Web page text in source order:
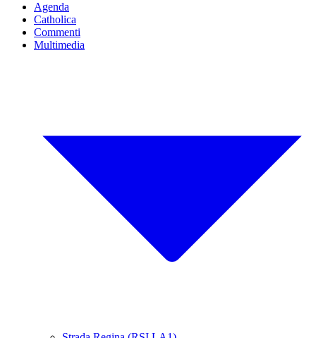
Agenda
Catholica
Commenti
Multimedia